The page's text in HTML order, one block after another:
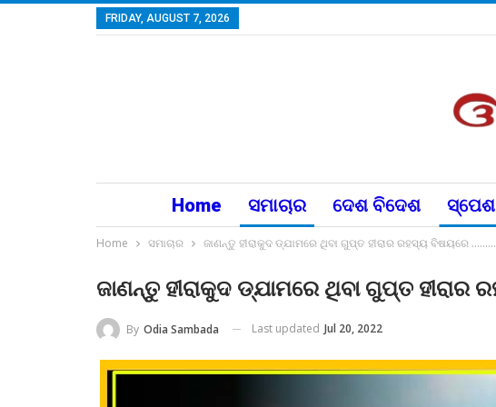
FRIDAY, AUGUST 7, 2026
Home ସମାଚାର ଦେଶ ବିଦେଶ
Home ସମାଚାର ଜାଣନ୍ତୁ ହୀରାକୁଦ ଡ୍ଯାମରେ ଥିବା ଗୁପ୍ତ ହୀରାର ରହସ୍ୟ ବିଷୟରେ ………
ଜାଣନ୍ତୁ ହୀରାକୁଦ ଡ୍ଯାମରେ ଥିବା ଗୁପ୍ତ
By Odia Sambada Last updated Jul 20, 2022